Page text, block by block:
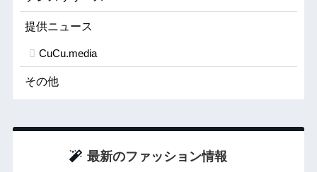
提供ニュース
CuCu.media
その他
最新のファッション情報